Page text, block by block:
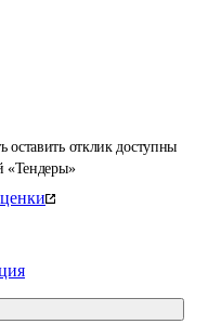
отклик доступны
«Тендеры»